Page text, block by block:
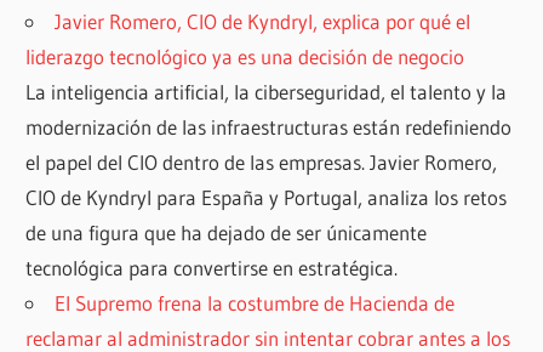
Javier Romero, CIO de Kyndryl, explica por qué el
liderazgo tecnológico ya es una decisión de negocio
La inteligencia artificial, la ciberseguridad, el talento y la
modernización de las infraestructuras están redefiniendo
el papel del CIO dentro de las empresas. Javier Romero,
CIO de Kyndryl para España y Portugal, analiza los retos
de una figura que ha dejado de ser únicamente
tecnológica para convertirse en estratégica.
El Supremo frena la costumbre de Hacienda de
reclamar al administrador sin intentar cobrar antes a los